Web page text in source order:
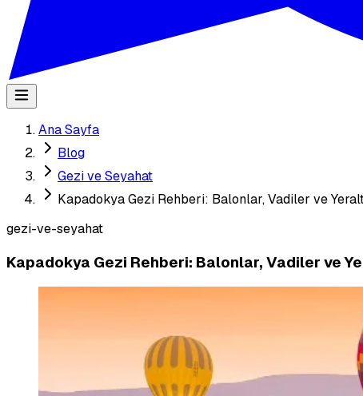
Ana Sayfa
Blog
Gezi ve Seyahat
Kapadokya Gezi Rehberi: Balonlar, Vadiler ve
gezi-ve-seyahat
Kapadokya Gezi Rehberi: Balonlar, Vadiler ve